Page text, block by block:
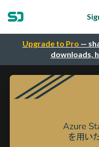
Upgrade to Pro —
downloads,